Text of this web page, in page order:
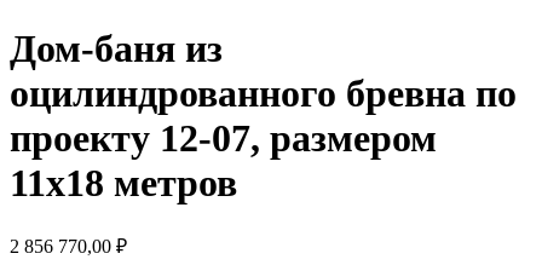
Дом-баня из
оцилиндрованного бревна по
проекту 12-07, размером
11x18 метров
2 856 770,00 ₽